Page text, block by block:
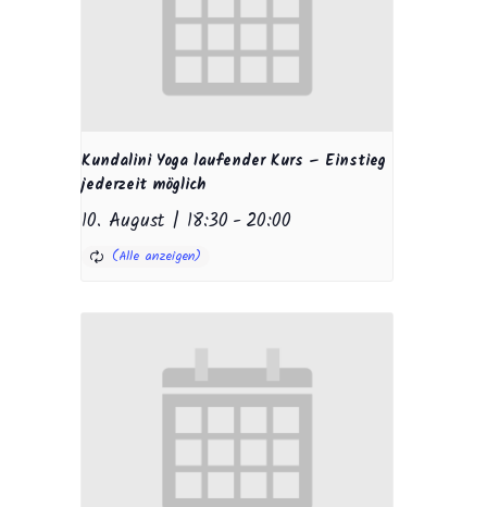
Kundalini Yoga laufender Kurs – Einstieg
jederzeit möglich
10. August | 18:30 -20:00